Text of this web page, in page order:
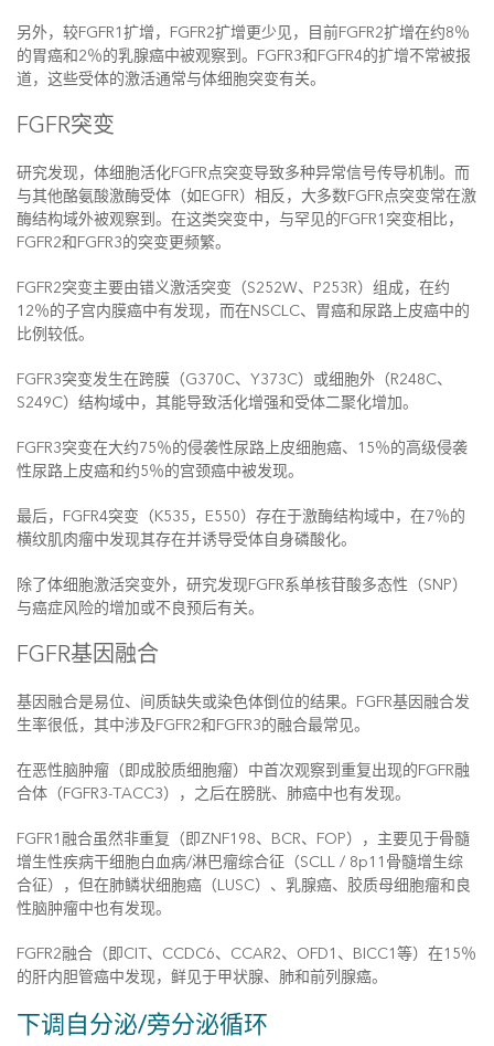
另外，较FGFR1扩增，FGFR2扩增更少见，目前FGFR2扩增在约8％
的胃癌和2％的乳腺癌中被观察到。FGFR3和FGFR4的扩增不常被报
道，这些受体的激活通常与体细胞突变有关。
FGFR突变
研究发现，体细胞活化FGFR点突变导致多种异常信号传导机制。而
与其他酪氨酸激酶受体（如EGFR）相反，大多数FGFR点突变常在激
酶结构域外被观察到。在这类突变中，与罕见的FGFR1突变相比，
FGFR2和FGFR3的突变更频繁。
FGFR2突变主要由错义激活突变（S252W、P253R）组成，在约
12％的子宫内膜癌中有发现，而在NSCLC、胃癌和尿路上皮癌中的
比例较低。
FGFR3突变发生在跨膜（G370C、Y373C）或细胞外（R248C、
S249C）结构域中，其能导致活化增强和受体二聚化增加。
FGFR3突变在大约75％的侵袭性尿路上皮细胞癌、15％的高级侵袭
性尿路上皮癌和约5％的宫颈癌中被发现。
最后，FGFR4突变（K535，E550）存在于激酶结构域中，在7％的
横纹肌肉瘤中发现其存在并诱导受体自身磷酸化。
除了体细胞激活突变外，研究发现FGFR系单核苷酸多态性（SNP）
与癌症风险的增加或不良预后有关。
FGFR基因融合
基因融合是易位、间质缺失或染色体倒位的结果。FGFR基因融合发
生率很低，其中涉及FGFR2和FGFR3的融合最常见。
在恶性脑肿瘤（即成胶质细胞瘤）中首次观察到重复出现的FGFR融
合体（FGFR3-TACC3），之后在膀胱、肺癌中也有发现。
FGFR1融合虽然非重复（即ZNF198、BCR、FOP），主要见于骨髓
增生性疾病干细胞白血病/淋巴瘤综合征（SCLL / 8p11骨髓增生综
合征），但在肺鳞状细胞癌（LUSC）、乳腺癌、胶质母细胞瘤和良
性脑肿瘤中也有发现。
FGFR2融合（即CIT、CCDC6、CCAR2、OFD1、BICC1等）在15％
的肝内胆管癌中发现，鲜见于甲状腺、肺和前列腺癌。
下调自分泌/旁分泌循环